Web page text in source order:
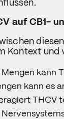
auf CB1-
Kontext und
Mengen kann
kann es
THCV